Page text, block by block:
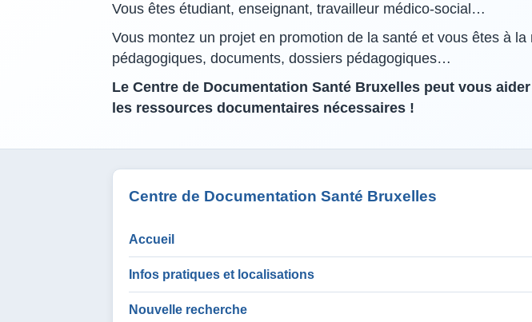
Vous êtes étudiant, enseignant, travailleur médico-social…
Vous montez un projet en promotion de la santé et vous êtes à la
pédagogiques, documents, dossiers pédagogiques…
Le Centre de Documentation Santé Bruxelles peut vous
les ressources documentaires nécessaires !
Centre de Documentation Santé Bruxelles
Accueil
Infos pratiques et localisations
Nouvelle recherche